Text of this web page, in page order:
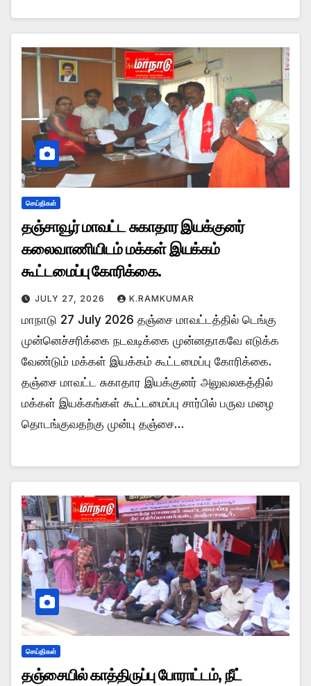
செய்திகள்
தஞ்சாவூர் மாவட்ட சுகாதார இயக்குனர்
கலைவாணியிடம் மக்கள் இயக்கம்
கூட்டமைப்பு கோரிக்கை.
JULY 27, 2026 K.RAMKUMAR
மாநாடு 27 July 2026 தஞ்சை மாவட்டத்தில் டெங்கு
முன்னெச்சரிக்கை நடவடிக்கை முன்னதாகவே எடுக்க
வேண்டும் மக்கள் இயக்கம் கூட்டமைப்பு கோரிக்கை.
தஞ்சை மாவட்ட சுகாதார இயக்குனர் அலுவலகத்தில்
மக்கள் இயக்கங்கள் கூட்டமைப்பு சார்பில் பருவ மழை
தொடங்குவதற்கு முன்பு தஞ்சை…
செய்திகள்
தஞ்சையில் காத்திருப்பு போராட்டம், நீட்